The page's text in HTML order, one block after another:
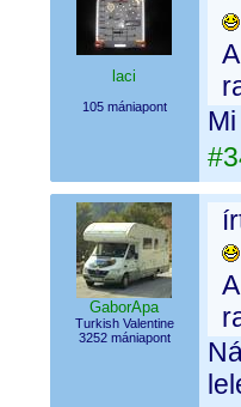
laci
105 mániapont
GaborApa
Turkish Valentine
3252 mániapont